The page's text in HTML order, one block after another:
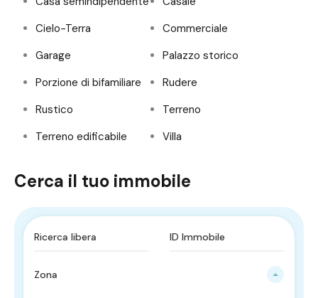
Cielo-Terra
Commerciale
Garage
Palazzo storico
Porzione di bifamiliare
Rudere
Rustico
Terreno
Terreno edificabile
Villa
Cerca il tuo immobile
Zona